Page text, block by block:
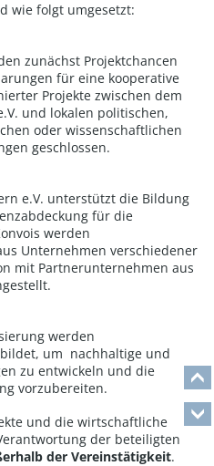
wie folgt umgesetzt:
zunächst Projektchancen
für eine kooperative
Projekte zwischen dem
und lokalen politischen,
oder wissenschaftlichen
geschlossen.
e.V. unterstützt die Bildung
für die
werden
Unternehmen verschiedener
mit Partnerunternehmen aus
werden
um nachhaltige und
zu entwickeln und die
vorzubereiten.
und die wirtschaftliche
der beteiligten
der Vereinstätigkeit.